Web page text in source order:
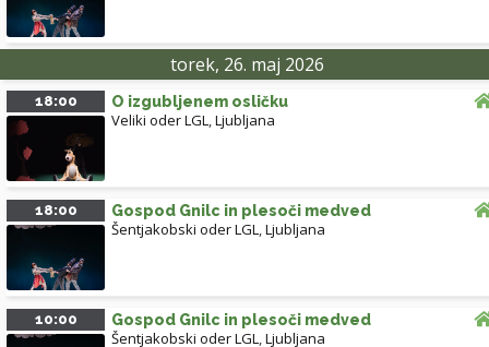
torek, 26. maj 2026
18:00 O izgubljenem osličku
Veliki oder LGL,Ljubljana
18:00 Gospod Gnilc in plesoči medved
Šentjakobski oder LGL,Ljubljana
10:00 Gospod Gnilc in plesoči medved
Šentjakobski oder LGL,Ljubljana